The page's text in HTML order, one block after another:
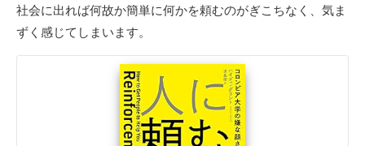
社会に出れば何故か簡単に何かを頼むのがぎこちなく、気ま
ずく感じてしまいます。